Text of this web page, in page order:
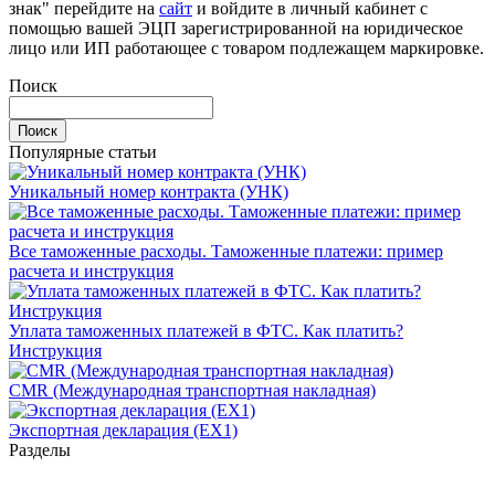
знак" перейдите на сайт и войдите в личный кабинет с
помощью вашей ЭЦП зарегистрированной на юридическое
лицо или ИП работающее с товаром подлежащем маркировке.
Поиск
Популярные статьи
Уникальный номер контракта (УНК)
Все таможенные расходы. Таможенные платежи: пример
расчета и инструкция
Уплата таможенных платежей в ФТС. Как платить?
Инструкция
CMR (Международная транспортная накладная)
Экспортная декларация (EX1)
Разделы